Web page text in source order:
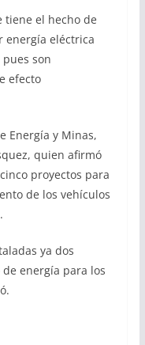
tiene el hecho de
energía eléctrica
son
efecto
Energía y Minas,
quien afirmó
proyectos para
de los vehículos
ya dos
energía para los